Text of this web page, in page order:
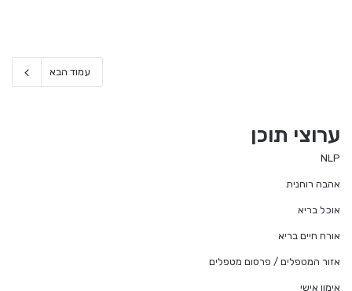
עמוד הבא
ערוצי תוכן
NLP
אהבה רוחנית
אוכל בריא
אורח חיים בריא
אזור המטפלים / פרסום מטפלים
אימון אישי